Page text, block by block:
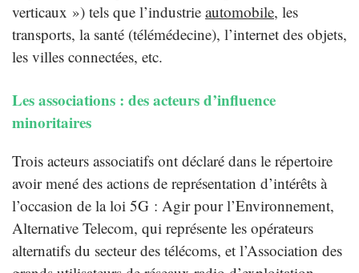
verticaux ») tels que l’industrie automobile, les
transports, la santé (télémédecine), l’internet des objets,
les villes connectées, etc.
Les associations : des acteurs d’influence
minoritaires
Trois acteurs associatifs ont déclaré dans le répertoire
avoir mené des actions de représentation d’intérêts à
l’occasion de la loi 5G : Agir pour l’Environnement,
Alternative Telecom, qui représente les opérateurs
alternatifs du secteur des télécoms, et l’Association des